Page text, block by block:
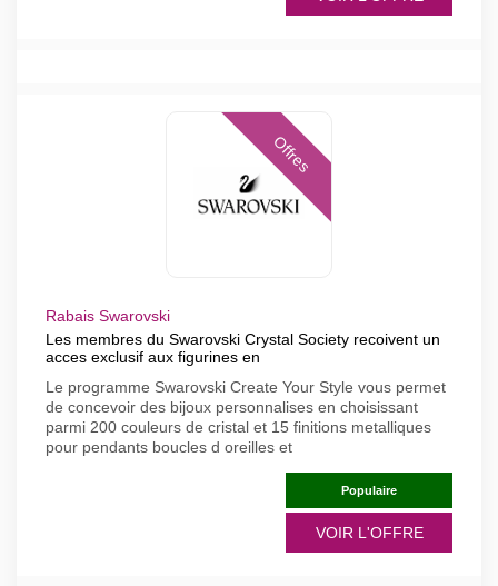
Offres
Rabais Swarovski
Les membres du Swarovski Crystal Society recoivent un
acces exclusif aux figurines en
Le programme Swarovski Create Your Style vous permet
de concevoir des bijoux personnalises en choisissant
parmi 200 couleurs de cristal et 15 finitions metalliques
pour pendants boucles d oreilles et
Populaire
VOIR L'OFFRE